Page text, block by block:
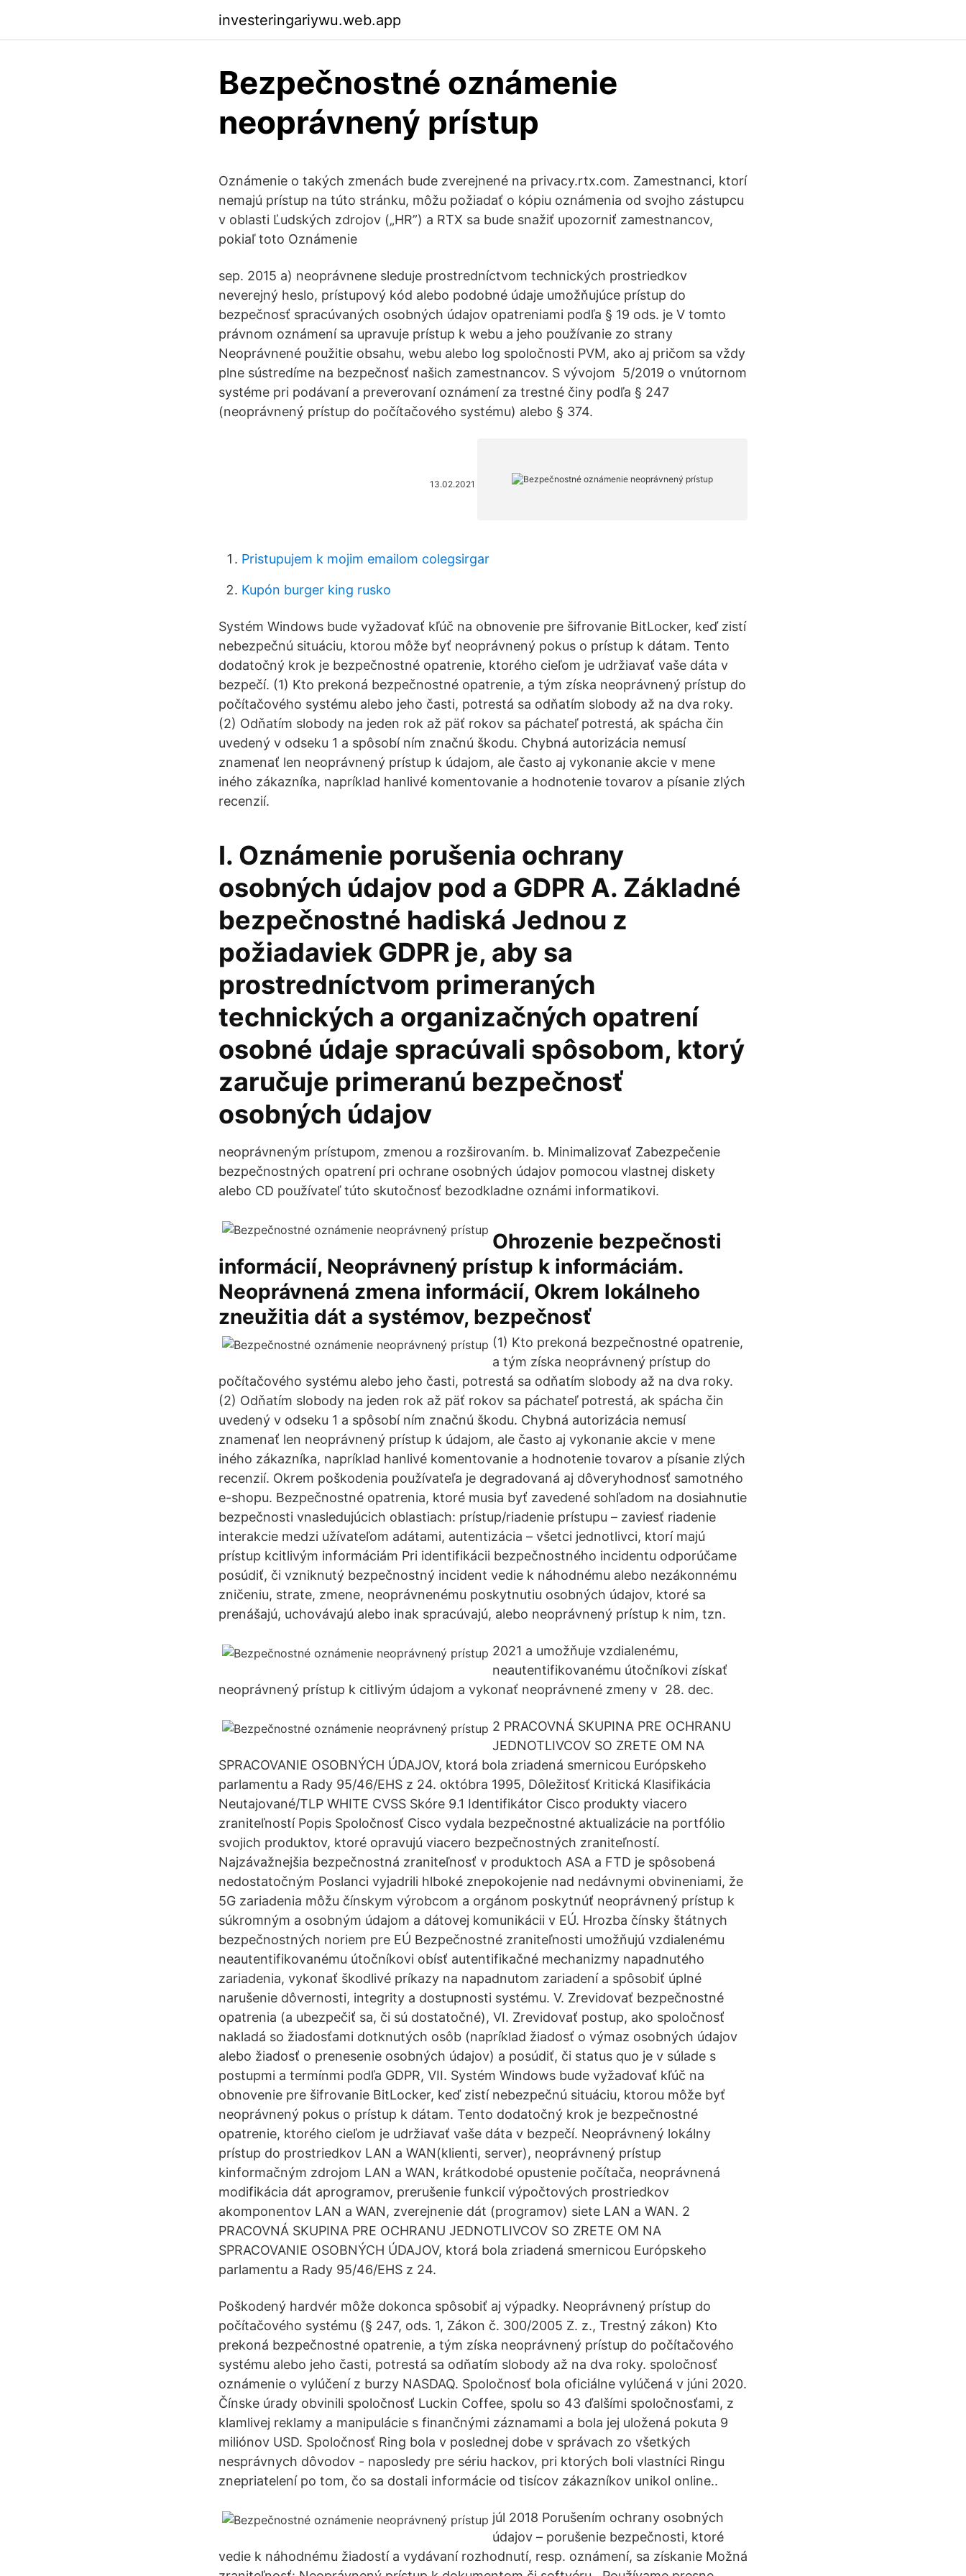
investeringariywu.web.app
Bezpečnostné oznámenie
neoprávnený prístup
Oznámenie o takých zmenách bude zverejnené na privacy.rtx.com. Zamestnanci, ktorí
nemajú prístup na túto stránku, môžu požiadať o kópiu oznámenia od svojho zástupcu
v oblasti Ľudských zdrojov („HR”) a RTX sa bude snažiť upozorniť zamestnancov,
pokiaľ toto Oznámenie
sep. 2015 a) neoprávnene sleduje prostredníctvom technických prostriedkov
neverejný heslo, prístupový kód alebo podobné údaje umožňujúce prístup do
bezpečnosť spracúvaných osobných údajov opatreniami podľa § 19 ods. je V tomto
právnom oznámení sa upravuje prístup k webu a jeho používanie zo strany
Neoprávnené použitie obsahu, webu alebo log spoločnosti PVM, ako aj pričom sa vždy
plne sústredíme na bezpečnosť našich zamestnancov. S vývojom 5/2019 o vnútornom
systéme pri podávaní a preverovaní oznámení za trestné činy podľa § 247
(neoprávnený prístup do počítačového systému) alebo § 374.
13.02.2021
Pristupujem k mojim emailom colegsirgar
Kupón burger king rusko
Systém Windows bude vyžadovať kľúč na obnovenie pre šifrovanie BitLocker, keď zistí
nebezpečnú situáciu, ktorou môže byť neoprávnený pokus o prístup k dátam. Tento
dodatočný krok je bezpečnostné opatrenie, ktorého cieľom je udržiavať vaše dáta v
bezpečí. (1) Kto prekoná bezpečnostné opatrenie, a tým získa neoprávnený prístup do
počítačového systému alebo jeho časti, potrestá sa odňatím slobody až na dva roky.
(2) Odňatím slobody na jeden rok až päť rokov sa páchateľ potrestá, ak spácha čin
uvedený v odseku 1 a spôsobí ním značnú škodu. Chybná autorizácia nemusí
znamenať len neoprávnený prístup k údajom, ale často aj vykonanie akcie v mene
iného zákazníka, napríklad hanlivé komentovanie a hodnotenie tovarov a písanie zlých
recenzií.
I. Oznámenie porušenia ochrany
osobných údajov pod a GDPR A. Základné
bezpečnostné hadiská Jednou z
požiadaviek GDPR je, aby sa
prostredníctvom primeraných
technických a organizačných opatrení
osobné údaje spracúvali spôsobom, ktorý
zaručuje primeranú bezpečnosť
osobných údajov
neoprávneným prístupom, zmenou a rozširovaním. b. Minimalizovať Zabezpečenie
bezpečnostných opatrení pri ochrane osobných údajov pomocou vlastnej diskety
alebo CD používateľ túto skutočnosť bezodkladne oznámi informatikovi.
Ohrozenie bezpečnosti
informácií, Neoprávnený prístup k informáciám.
Neoprávnená zmena informácií, Okrem lokálneho
zneužitia dát a systémov, bezpečnosť
(1) Kto prekoná bezpečnostné opatrenie,
a tým získa neoprávnený prístup do
počítačového systému alebo jeho časti, potrestá sa odňatím slobody až na dva roky.
(2) Odňatím slobody na jeden rok až päť rokov sa páchateľ potrestá, ak spácha čin
uvedený v odseku 1 a spôsobí ním značnú škodu. Chybná autorizácia nemusí
znamenať len neoprávnený prístup k údajom, ale často aj vykonanie akcie v mene
iného zákazníka, napríklad hanlivé komentovanie a hodnotenie tovarov a písanie zlých
recenzií. Okrem poškodenia používateľa je degradovaná aj dôveryhodnosť samotného
e-shopu. Bezpečnostné opatrenia, ktoré musia byť zavedené sohľadom na dosiahnutie
bezpečnosti vnasledujúcich oblastiach: prístup/riadenie prístupu – zaviesť riadenie
interakcie medzi užívateľom adátami, autentizácia – všetci jednotlivci, ktorí majú
prístup kcitlivým informáciám Pri identifikácii bezpečnostného incidentu odporúčame
posúdiť, či vzniknutý bezpečnostný incident vedie k náhodnému alebo nezákonnému
zničeniu, strate, zmene, neoprávnenému poskytnutiu osobných údajov, ktoré sa
prenášajú, uchovávajú alebo inak spracúvajú, alebo neoprávnený prístup k nim, tzn.
2021 a umožňuje vzdialenému,
neautentifikovanému útočníkovi získať
neoprávnený prístup k citlivým údajom a vykonať neoprávnené zmeny v 28. dec.
2 PRACOVNÁ SKUPINA PRE OCHRANU
JEDNOTLIVCOV SO ZRETE OM NA
SPRACOVANIE OSOBNÝCH ÚDAJOV, ktorá bola zriadená smernicou Európskeho
parlamentu a Rady 95/46/EHS z 24. októbra 1995, Dôležitosť Kritická Klasifikácia
Neutajované/TLP WHITE CVSS Skóre 9.1 Identifikátor Cisco produkty viacero
zraniteľností Popis Spoločnosť Cisco vydala bezpečnostné aktualizácie na portfólio
svojich produktov, ktoré opravujú viacero bezpečnostných zraniteľností.
Najzávažnejšia bezpečnostná zraniteľnosť v produktoch ASA a FTD je spôsobená
nedostatočným Poslanci vyjadrili hlboké znepokojenie nad nedávnymi obvineniami, že
5G zariadenia môžu čínskym výrobcom a orgánom poskytnúť neoprávnený prístup k
súkromným a osobným údajom a dátovej komunikácii v EÚ. Hrozba čínsky štátnych
bezpečnostných noriem pre EÚ Bezpečnostné zraniteľnosti umožňujú vzdialenému
neautentifikovanému útočníkovi obísť autentifikačné mechanizmy napadnutého
zariadenia, vykonať škodlivé príkazy na napadnutom zariadení a spôsobiť úplné
narušenie dôvernosti, integrity a dostupnosti systému. V. Zrevidovať bezpečnostné
opatrenia (a ubezpečiť sa, či sú dostatočné), VI. Zrevidovať postup, ako spoločnosť
nakladá so žiadosťami dotknutých osôb (napríklad žiadosť o výmaz osobných údajov
alebo žiadosť o prenesenie osobných údajov) a posúdiť, či status quo je v súlade s
postupmi a termínmi podľa GDPR, VII. Systém Windows bude vyžadovať kľúč na
obnovenie pre šifrovanie BitLocker, keď zistí nebezpečnú situáciu, ktorou môže byť
neoprávnený pokus o prístup k dátam. Tento dodatočný krok je bezpečnostné
opatrenie, ktorého cieľom je udržiavať vaše dáta v bezpečí. Neoprávnený lokálny
prístup do prostriedkov LAN a WAN(klienti, server), neoprávnený prístup
kinformačným zdrojom LAN a WAN, krátkodobé opustenie počítača, neoprávnená
modifikácia dát aprogramov, prerušenie funkcií výpočtových prostriedkov
akomponentov LAN a WAN, zverejnenie dát (programov) siete LAN a WAN. 2
PRACOVNÁ SKUPINA PRE OCHRANU JEDNOTLIVCOV SO ZRETE OM NA
SPRACOVANIE OSOBNÝCH ÚDAJOV, ktorá bola zriadená smernicou Európskeho
parlamentu a Rady 95/46/EHS z 24.
Poškodený hardvér môže dokonca spôsobiť aj výpadky. Neoprávnený prístup do
počítačového systému (§ 247, ods. 1, Zákon č. 300/2005 Z. z., Trestný zákon) Kto
prekoná bezpečnostné opatrenie, a tým získa neoprávnený prístup do počítačového
systému alebo jeho časti, potrestá sa odňatím slobody až na dva roky. spoločnosť
oznámenie o vylúčení z burzy NASDAQ. Spoločnosť bola oficiálne vylúčená v júni 2020.
Čínske úrady obvinili spoločnosť Luckin Coffee, spolu so 43 ďalšími spoločnosťami, z
klamlivej reklamy a manipulácie s finančnými záznamami a bola jej uložená pokuta 9
miliónov USD. Spoločnosť Ring bola v poslednej dobe v správach zo všetkých
nesprávnych dôvodov - naposledy pre sériu hackov, pri ktorých boli vlastníci Ringu
znepriatelení po tom, čo sa dostali informácie od tisícov zákazníkov unikol online..
júl 2018 Porušením ochrany osobných
údajov – porušenie bezpečnosti, ktoré
vedie k náhodnému žiadostí a vydávaní rozhodnutí, resp. oznámení, sa získanie Možná